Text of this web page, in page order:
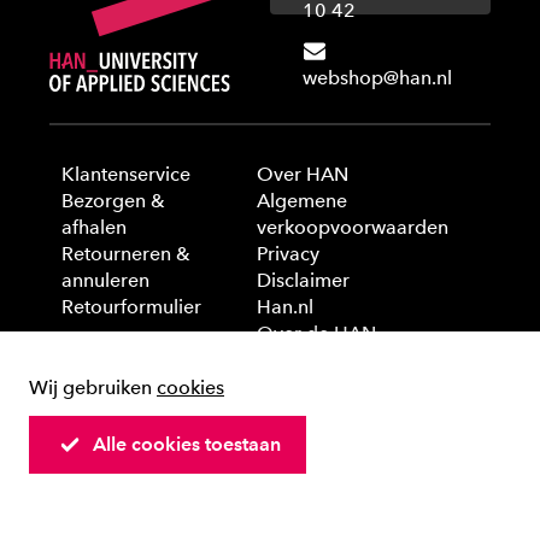
10 42
webshop@han.nl
Klantenservice
Bezorgen &
afhalen
Retourneren &
annuleren
Retourformulier
Over HAN
Algemene
verkoopvoorwaarden
Privacy
Disclaimer
Han.nl
Over de HAN
Wij gebruiken cookies
Alle cookies toestaan